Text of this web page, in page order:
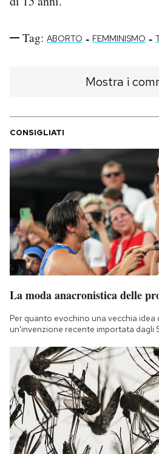
Tag: ABORTO - FEMMINISMO -
Mostra i
CONSIGLIATI
La moda anacronistica delle
Per quanto evochino una vecchia idea
un'invenzione recente importata dagli